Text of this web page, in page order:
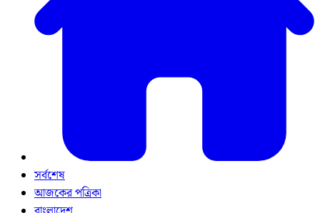
সর্বশেষ
আজকের পত্রিকা